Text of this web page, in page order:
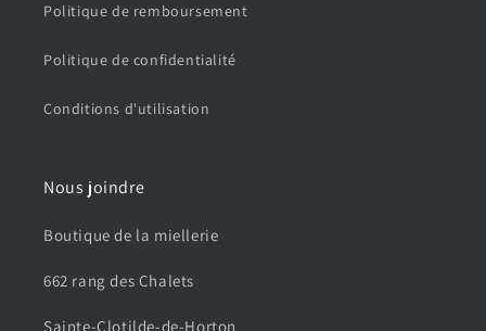
Politique de remboursement
Politique de confidentialité
Conditions d'utilisation
Nous joindre
Boutique de la miellerie
662 rang des Chalets
Sainte-Clotilde-de-Horton